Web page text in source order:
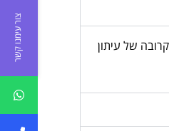
הקרובה של עיתון
צור עימנו קשר